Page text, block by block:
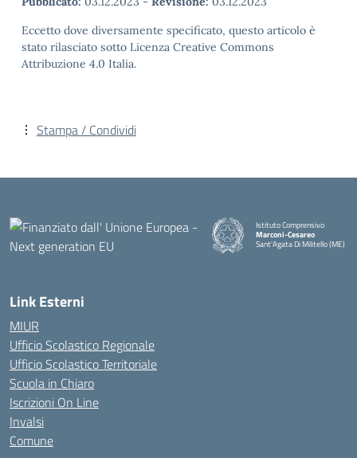
Eccetto dove diversamente specificato, questo articolo è
stato rilasciato sotto Licenza Creative Commons
Attribuzione 4.0 Italia.
Stampa / Condividi
Istituto Comprensivo
Marconi-Cesareo
Sant'Agata Di Militello (ME)
— Visita la pagina iniziale
Link Esterni
MIUR
Ufficio Scolastico Regionale
Ufficio Scolastico Territoriale
Scuola in Chiaro
Iscrizioni On Line
Invalsi
Comune